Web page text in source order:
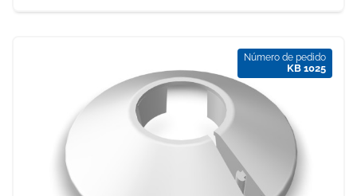
Número de pedido
KB 1025